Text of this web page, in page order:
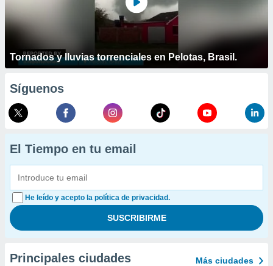
Tornados y lluvias torrenciales en Pelotas, Brasil.
Síguenos
El Tiempo en tu email
He leído y acepto la política de privacidad.
Principales ciudades Más ciudades